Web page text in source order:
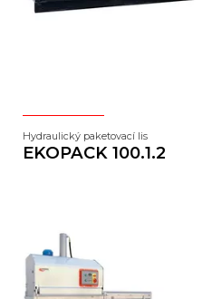
Hydraulický paketovací lis
EKOPACK 100.1.2